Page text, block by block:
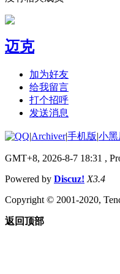
迈克
加为好友
给我留言
打个招呼
发送消息
|Archiver|手机版|小黑
GMT+8, 2026-8-7 18:31 ,
Powered by Discuz! X3.4
Copyright © 2001-2020,
返回顶部